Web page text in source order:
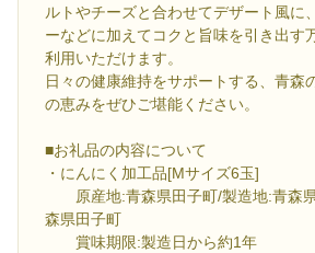
ルトやチーズと合わせてデザート風に
ーなどに加えてコクと旨味を引き出す
利用いただけます。
日々の健康維持をサポートする、青森
の恵みをぜひご堪能ください。
■お礼品の内容について
・にんにく加工品[Mサイズ6玉]
原産地:青森県田子町/製造地:青森
森県田子町
賞味期限:製造日から約1年